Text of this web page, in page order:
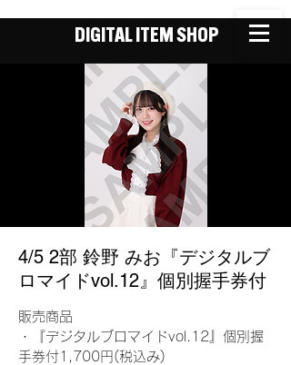
DIGITAL ITEM SHOP
4/5 2部 鈴野 みお『デジタルブ
ロマイドvol.12』個別握手券付
販売商品
・『デジタルブロマイドvol.12』個別握
手券付1,700円(税込み)